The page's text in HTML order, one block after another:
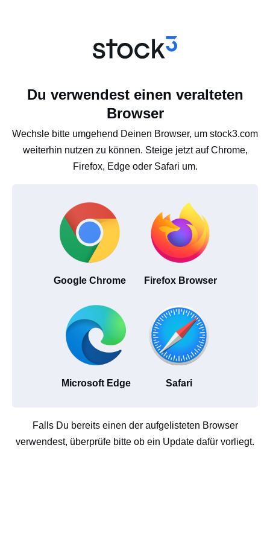
Du verwendest einen veralteten
Browser
Wechsle bitte umgehend Deinen Browser, um stock3.com
weiterhin nutzen zu können. Steige jetzt auf Chrome,
Firefox, Edge oder Safari um.
Google Chrome Firefox Browser
Microsoft Edge Safari
Falls Du bereits einen der aufgelisteten Browser
verwendest, überprüfe bitte ob ein Update dafür vorliegt.